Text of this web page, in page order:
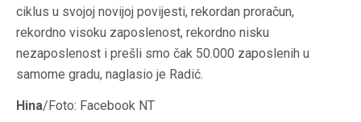
ciklus u svojoj novijoj povijesti, rekordan proračun,
rekordno visoku zaposlenost, rekordno nisku
nezaposlenost i prešli smo čak 50.000 zaposlenih u
samome gradu, naglasio je Radić.
Hina/Foto: Facebook NT